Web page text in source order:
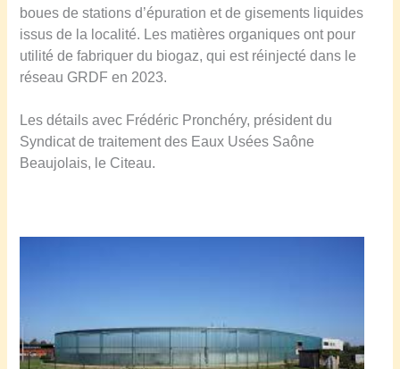
boues de stations d’épuration et de gisements liquides
issus de la localité. Les matières organiques ont pour
utilité de fabriquer du biogaz, qui est réinjecté dans le
réseau GRDF en 2023.
Les détails avec Frédéric Pronchéry, président du
Syndicat de traitement des Eaux Usées Saône
Beaujolais, le Citeau.